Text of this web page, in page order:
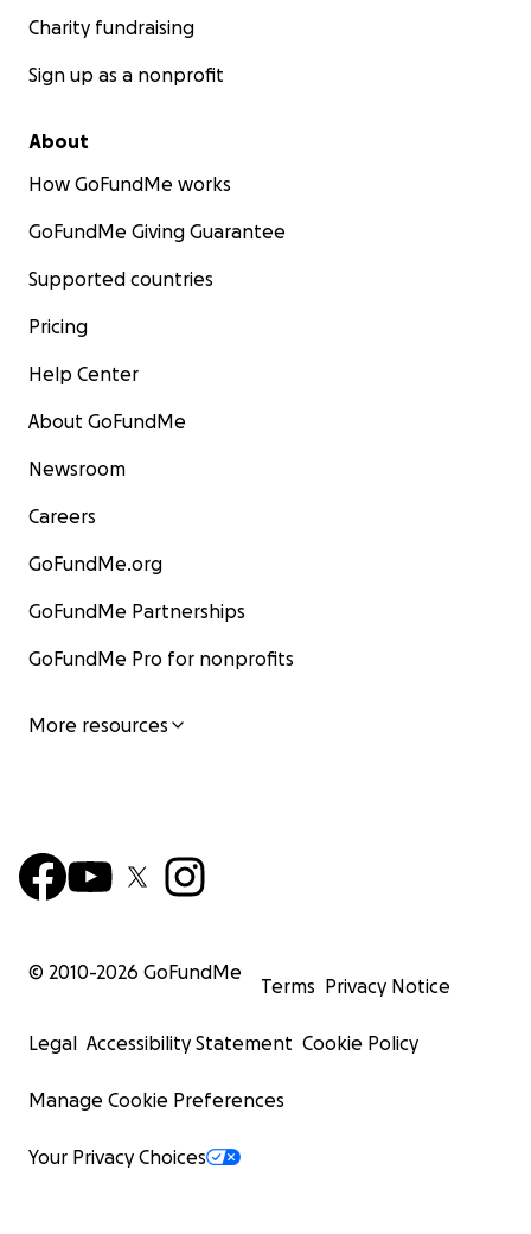
Charity fundraising
Sign up as a nonprofit
About
How GoFundMe works
GoFundMe Giving Guarantee
Supported countries
Pricing
Help Center
About GoFundMe
Newsroom
Careers
GoFundMe.org
GoFundMe Partnerships
GoFundMe Pro for nonprofits
More resources
© 2010-2026 GoFundMe
Terms Privacy Notice
Legal Accessibility Statement Cookie Policy
Manage Cookie Preferences
Your Privacy Choices